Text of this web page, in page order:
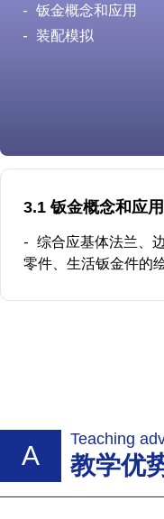
- 钣金概念和应用
-
装配模拟
3.1 钣金概念和应用
- 综合应基体法兰、
零件、生活钣金件的
A
Teaching
教学优